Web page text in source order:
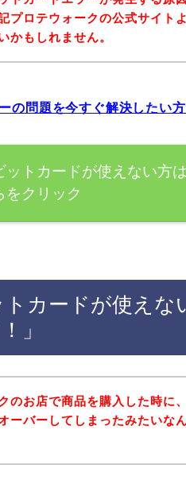
プロテウォークの公式サイトよ
かもしれません。
の問題を今すぐ解決したい
トカードが使えない方
をクリック
カードが使えな
」
のお店で商品を購入した時に
ーバーしてしまったみたいな